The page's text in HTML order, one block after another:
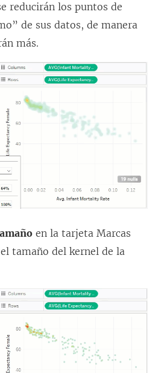
reducirán los puntos de
de sus datos, de manera
más.
en la tarjeta Marcas
tamaño del kernel de la